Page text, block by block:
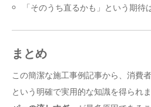
「そのうち直るかも」という期待
まとめ
この簡潔な施工事例記事から、消費
という明確で実用的な知識を得られ